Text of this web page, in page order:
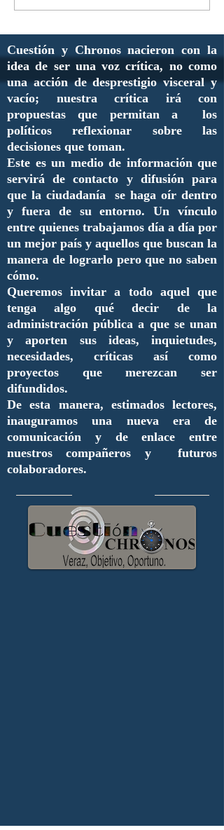
Cuestión y Chronos nacieron con la
idea de ser una voz crítica, no como
una acción de desprestigio visceral y
vacío; nuestra crítica irá con
propuestas que permitan a los
políticos reflexionar sobre las
decisiones que toman.
Este es un medio de información que
servirá de contacto y difusión para
que la ciudadanía se haga oír dentro
y fuera de su entorno. Un vínculo
entre quienes trabajamos día a día por
un mejor país y aquellos que buscan la
manera de lograrlo pero que no saben
cómo.
Queremos invitar a todo aquel que
tenga algo qué decir de la
administración pública a que se unan
y aporten sus ideas, inquietudes,
necesidades, críticas así como
proyectos que merezcan ser
difundidos.
De esta manera, estimados lectores,
inauguramos una nueva era de
comunicación y de enlace entre
nuestros compañeros y futuros
colaboradores.